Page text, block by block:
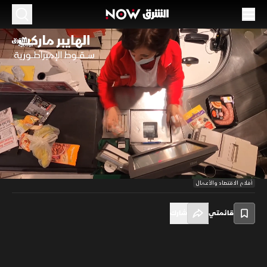
00:10/52:00
الهايبر ماركت.. سقوط الإمبراطورية
52:00 اقتصاد
بدأ نجم المتجر بالأفول بعدما هيمن على الأسواق لعشرات السنين، سلاسل
متاجر تغلق أبوابها بأكملها وأصبح استمرار الاستثمار فيها غاية في الصعوبة.
قطاع يترنح أمام منصات تسوق المواد الغذائية عبر الأنترنت بسبب عدم قدرته
على المنافسة.
أفلام الاقتصاد والأعمال
قائمتي